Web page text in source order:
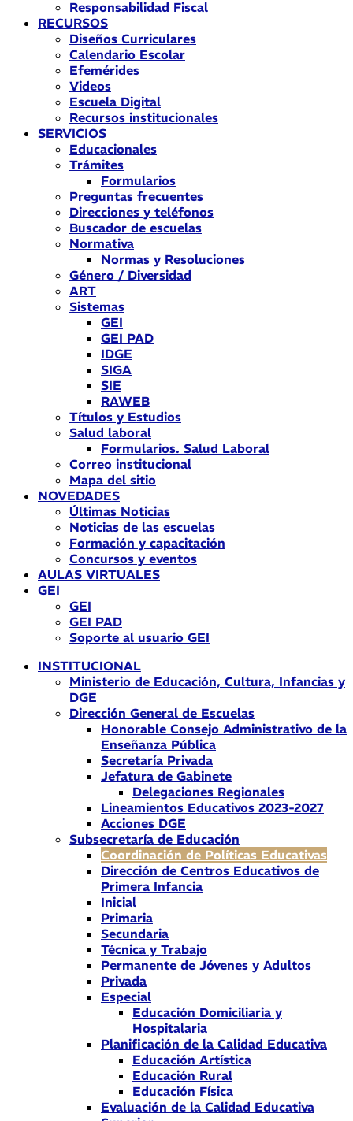
Responsabilidad Fiscal
RECURSOS
Diseños Curriculares
Calendario Escolar
Efemérides
Videos
Escuela Digital
Recursos institucionales
SERVICIOS
Educacionales
Trámites
Formularios
Preguntas frecuentes
Direcciones y teléfonos
Buscador de escuelas
Normativa
Normas y Resoluciones
Género / Diversidad
ART
Sistemas
GEI
GEI PAD
IDGE
SIGA
SIE
RAWEB
Títulos y Estudios
Salud laboral
Formularios. Salud Laboral
Correo institucional
Mapa del sitio
NOVEDADES
Últimas Noticias
Noticias de las escuelas
Formación y capacitación
Concursos y eventos
AULAS VIRTUALES
GEI
GEI
GEI PAD
Soporte al usuario GEI
INSTITUCIONAL
Ministerio de Educación, Cultura, Infancias y
DGE
Dirección General de Escuelas
Honorable Consejo Administrativo de la
Enseñanza Pública
Secretaría Privada
Jefatura de Gabinete
Delegaciones Regionales
Lineamientos Educativos 2023-2027
Acciones DGE
Subsecretaría de Educación
Coordinación de Políticas Educativas
Dirección de Centros Educativos de
Primera Infancia
Inicial
Primaria
Secundaria
Técnica y Trabajo
Permanente de Jóvenes y Adultos
Privada
Especial
Educación Domiciliaria y
Hospitalaria
Planificación de la Calidad Educativa
Educación Artística
Educación Rural
Educación Física
Evaluación de la Calidad Educativa